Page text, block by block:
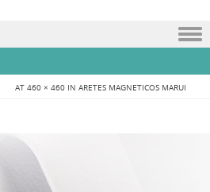
AT 460 × 460 IN ARETES MAGNETICOS MARUI